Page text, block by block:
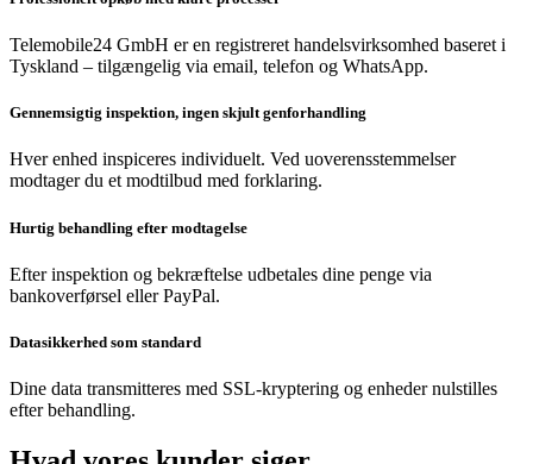
Telemobile24 GmbH er en registreret handelsvirksomhed baseret i
Tyskland – tilgængelig via email, telefon og WhatsApp.
Gennemsigtig inspektion, ingen skjult genforhandling
Hver enhed inspiceres individuelt. Ved uoverensstemmelser
modtager du et modtilbud med forklaring.
Hurtig behandling efter modtagelse
Efter inspektion og bekræftelse udbetales dine penge via
bankoverførsel eller PayPal.
Datasikkerhed som standard
Dine data transmitteres med SSL-kryptering og enheder nulstilles
efter behandling.